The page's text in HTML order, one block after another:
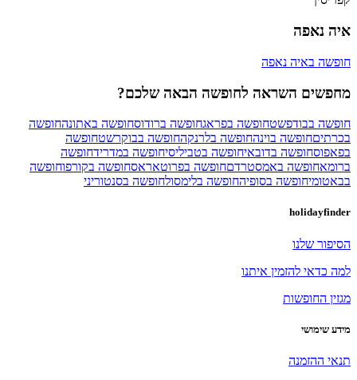
איה נאפה
חופשה באיה נאפה
מחפשים השראה לחופשה הבאה שלכם?
חופשה בבודפשטחופשה בפראגחופשה ברודוסחופשה באתונהחופשה
בכרתיםחופשה בוינהחופשה בלרנקהחופשה בבוקרשטחופשה
בפאפוסחופשה בדובאיחופשה בטביליסיחופשה במדרידחופשה
ברומאחופשה באמסטרדםחופשה בפרוטאראסחופשה בקורפוחופשה
בבאטומיחופשה בסופיהחופשה בלימסולחופשה בסנטוריני
holidayfinder
הסיפור שלנו
למה כדאי להזמין איתנו
מגזין החופשות
מידע שימושי
תנאי ההזמנה